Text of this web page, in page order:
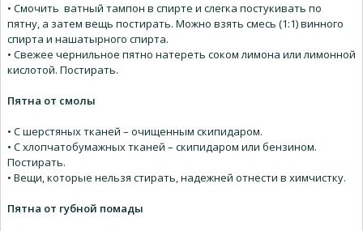
• Смочить ватный тампон в спирте и слегка постукивать по
пятну, а затем вещь постирать. Можно взять смесь (1:1) винного
спирта и нашатырного спирта.
• Свежее чернильное пятно натереть соком лимона или лимонной
кислотой. Постирать.
Пятна от смолы
• С шерстяных тканей – очищенным скипидаром.
• С хлопчатобумажных тканей – скипидаром или бензином.
Постирать.
• Вещи, которые нельзя стирать, надежней отнести в химчистку.
Пятна от губной помады